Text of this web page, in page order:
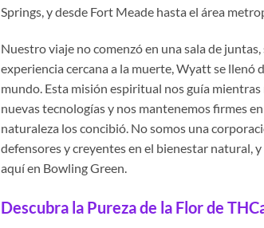
Springs, y desde Fort Meade hasta el área
Nuestro viaje no comenzó en una sala de
experiencia cercana a la muerte, Wyatt se
mundo. Esta misión espiritual nos guía
nuevas tecnologías y nos mantenemos firmes
naturaleza los concibió. No somos una
defensores y creyentes en el bienestar natural,
aquí en Bowling Green.
Descubra la Pureza de la Flor de